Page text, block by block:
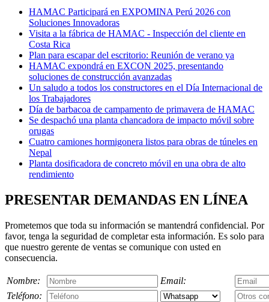
HAMAC Participará en EXPOMINA Perú 2026 con
Soluciones Innovadoras
Visita a la fábrica de HAMAC - Inspección del cliente en
Costa Rica
Plan para escapar del escritorio: Reunión de verano ya
HAMAC expondrá en EXCON 2025, presentando
soluciones de construcción avanzadas
Un saludo a todos los constructores en el Día Internacional de
los Trabajadores
Día de barbacoa de campamento de primavera de HAMAC
Se despachó una planta chancadora de impacto móvil sobre
orugas
Cuatro camiones hormigonera listos para obras de túneles en
Nepal
Planta dosificadora de concreto móvil en una obra de alto
rendimiento
PRESENTAR DEMANDAS EN LÍNEA
Prometemos que toda su información se mantendrá confidencial. Por
favor, tenga la seguridad de completar esta información. Es solo para
que nuestro gerente de ventas se comunique con usted en
consecuencia.
Nombre:
Email:
Teléfono: